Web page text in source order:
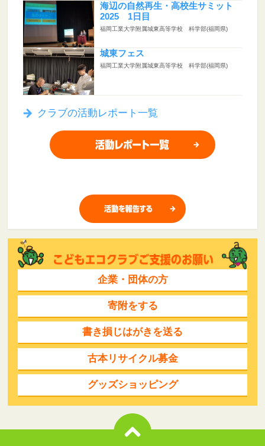
海辺の自然再生・高校生サミット
2025 1日目
福岡工業大学附属城東高等学校 科学部(福岡県)
城東フェス
福岡工業大学附属城東高等学校 科学部(福岡県)
クラブの活動レポート一覧
企業・団体の方
寄附をする
書き損じはがきを送る
古本リサイクル募金
グッズショッピング